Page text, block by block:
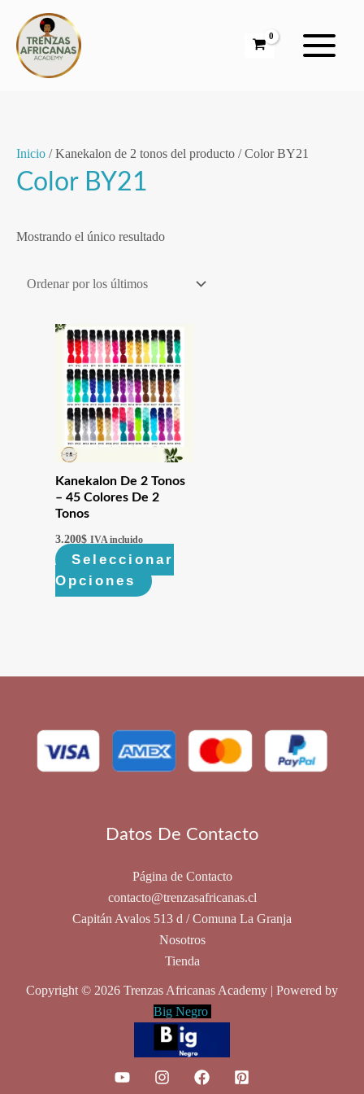
contenido
Inicio / Kanekalon de 2 tonos del producto / Color BY21
Color BY21
Mostrando el único resultado
Kanekalon De 2 Tonos
– 45 Colores De 2
Tonos
3.200$ IVA incluido
Seleccionar
Opciones
Este
se
pueden
elegir
página
producto
Datos De Contacto
Página de Contacto
contacto@trenzasafricanas.cl
Capitán Avalos 513 d / Comuna La Granja
Nosotros
Tienda
Copyright © 2026 Trenzas Africanas Academy | Powered by
Big Negro